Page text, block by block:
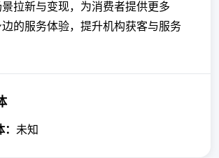
拉新与变现，为消费者提供更多
的服务体验，提升机构获客与服务
未知